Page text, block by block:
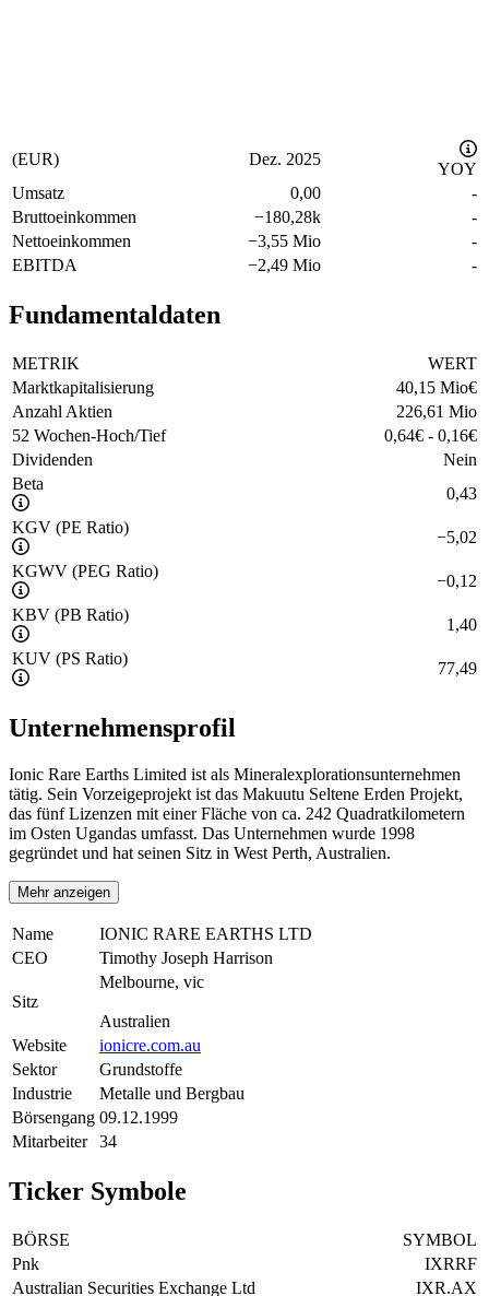
(EUR) Dez. 2025
YOY
Umsatz
0,00
-
Bruttoeinkommen
−180,28k
-
Nettoeinkommen
−3,55 Mio
-
EBITDA
−2,49 Mio -
Fundamentaldaten
METRIK
WERT
Marktkapitalisierung
40,15 Mio€
Anzahl Aktien
226,61 Mio
52 Wochen-Hoch/Tief
0,64€ - 0,16€
Dividenden
Nein
Beta
0,43
KGV (PE Ratio)
−5,02
KGWV (PEG Ratio)
−0,12
KBV (PB Ratio)
1,40
KUV (PS Ratio)
77,49
Unternehmensprofil
Ionic Rare Earths Limited ist als Mineralexplorationsunternehmen
tätig. Sein Vorzeigeprojekt ist das Makuutu Seltene Erden Projekt,
das fünf Lizenzen mit einer Fläche von ca. 242 Quadratkilometern
im Osten Ugandas umfasst. Das Unternehmen wurde 1998
gegründet und hat seinen Sitz in West Perth, Australien.
Mehr anzeigen
Name
IONIC RARE EARTHS LTD
CEO
Timothy Joseph Harrison
Sitz
Melbourne, vic
Australien
Website
ionicre.com.au
Sektor
Grundstoffe
Industrie
Metalle und Bergbau
Börsengang 09.12.1999
Mitarbeiter
34
Ticker Symbole
BÖRSE
SYMBOL
Pnk
IXRRF
Australian Securities Exchange Ltd
IXR.AX